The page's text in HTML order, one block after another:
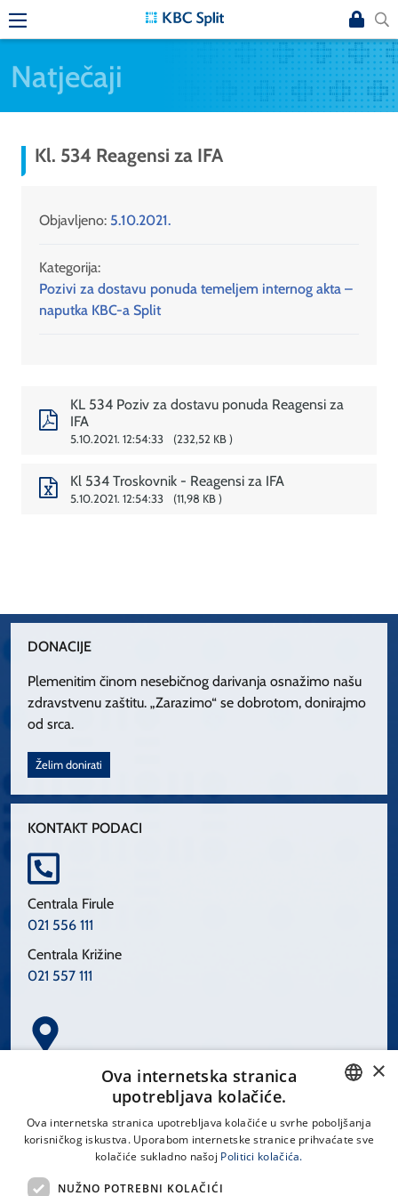
Natječaji
Kl. 534 Reagensi za IFA
Objavljeno: 5.10.2021.
Kategorija:
Pozivi za dostavu ponuda temeljem internog akta –
naputka KBC-a Split
KL 534 Poziv za dostavu ponuda Reagensi za
IFA
5.10.2021. 12:54:33 232,52 KB
Kl 534 Troskovnik - Reagensi za IFA
5.10.2021. 12:54:33 11,98 KB
DONACIJE
Plemenitim činom nesebičnog darivanja osnažimo našu
zdravstvenu zaštitu. „Zarazimo“ se dobrotom, donirajmo
od srca.
Želim donirati
KONTAKT PODACI
Centrala Firule
021 556 111
Centrala Križine
021 557 111
Spinčićeva 1, 21000 Split
CROATIAN
×
Ova internetska stranica
upotrebljava kolačiće.
Ova internetska stranica upotrebljava kolačiće u svrhe poboljšanja
korisničkog iskustva. Uporabom internetske stranice prihvaćate sve
kolačiće sukladno našoj Politici kolačića.
NUŽNO POTREBNI KOLAČIĆI